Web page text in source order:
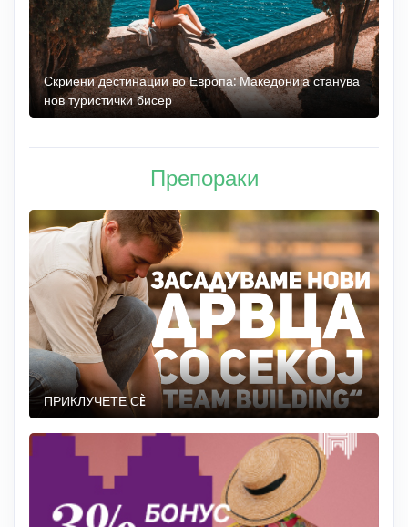
Скриени дестинации во Европа: Македонија станува
нов туристички бисер
Препораки
ПРИКЛУЧЕТЕ СÈ